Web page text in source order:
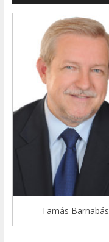
Tamás Barnabás